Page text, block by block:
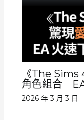
《The Sims
角色組合
2026 年 3 月 3 日